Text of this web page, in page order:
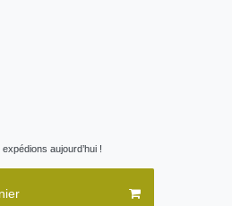
aujourd’hui !